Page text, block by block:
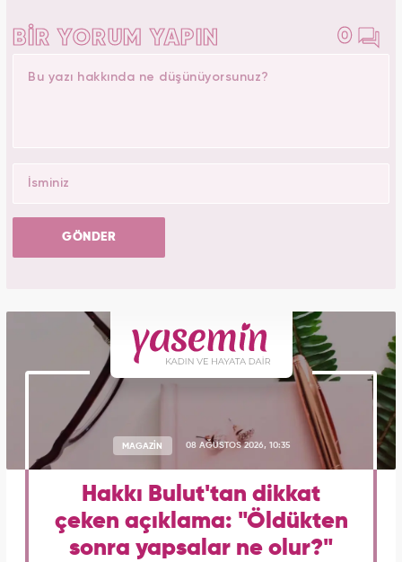
BİR YORUM YAPIN 0
GÖNDER
MAGAZİN 08 AĞUSTOS 2026, 10:35
Hakkı Bulut'tan dikkat
çeken açıklama: "Öldükten
sonra yapsalar ne olur?"